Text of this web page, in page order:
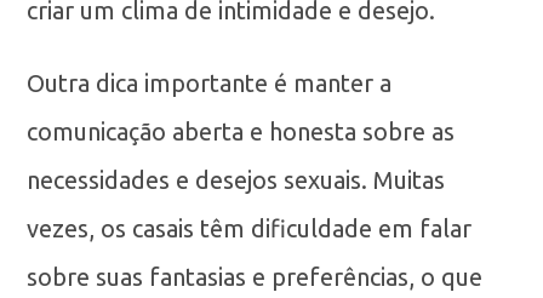
criar um clima de intimidade e desejo.
Outra dica importante é manter a
comunicação aberta e honesta sobre as
necessidades e desejos sexuais. Muitas
vezes, os casais têm dificuldade em falar
sobre suas fantasias e preferências, o que